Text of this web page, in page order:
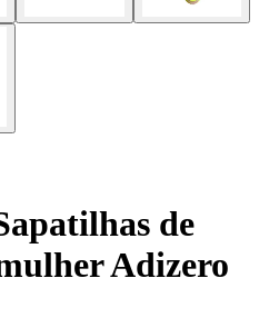
de
Adizero